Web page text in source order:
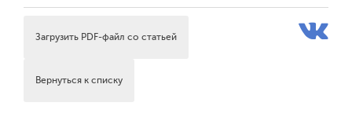
Загрузить PDF-файл со статьей
Вернуться к списку